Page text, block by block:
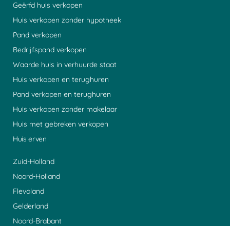
Geërfd huis verkopen
Huis verkopen zonder hypotheek
Pand verkopen
Bedrijfspand verkopen
Waarde huis in verhuurde staat
Huis verkopen en terughuren
Pand verkopen en terughuren
Huis verkopen zonder makelaar
Huis met gebreken verkopen
Huis erven
Zuid-Holland
Noord-Holland
Flevoland
Gelderland
Noord-Brabant